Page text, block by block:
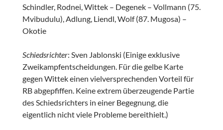
Schindler, Rodnei, Wittek – Degenek – Vollmann (75.
Mvibudulu), Adlung, Liendl, Wolf (87. Mugosa) –
Okotie
Schiedsrichter: Sven Jablonski (Einige exklusive
Zweikampfentscheidungen. Für die gelbe Karte
gegen Wittek einen vielversprechenden Vorteil für
RB abgepfiffen. Keine extrem überzeugende Partie
des Schiedsrichters in einer Begegnung, die
eigentlich nicht viele Probleme bereithielt.)